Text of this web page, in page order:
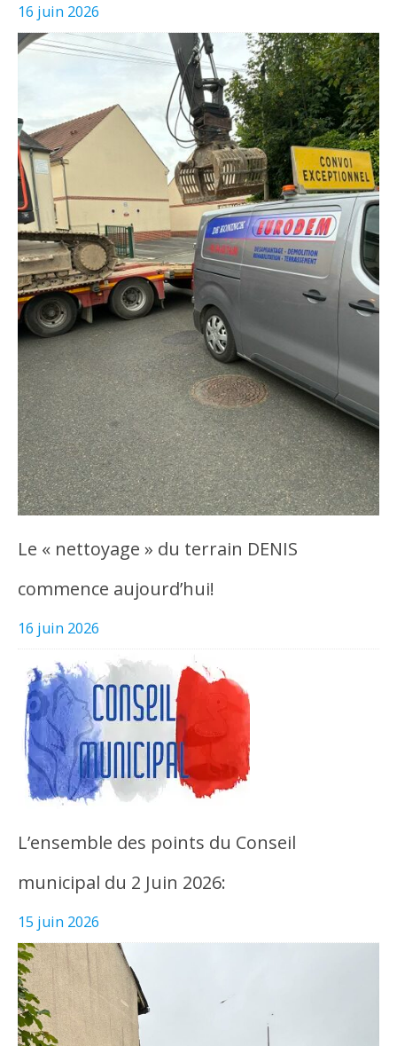
16 juin 2026
Le « nettoyage » du terrain DENIS
commence aujourd’hui!
16 juin 2026
L’ensemble des points du Conseil
municipal du 2 Juin 2026:
15 juin 2026